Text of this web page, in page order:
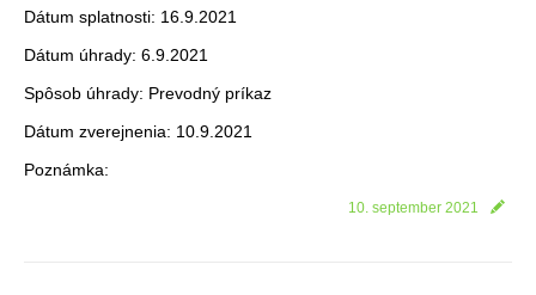
Dátum splatnosti: 16.9.2021
Dátum úhrady: 6.9.2021
Spôsob úhrady: Prevodný príkaz
Dátum zverejnenia: 10.9.2021
Poznámka:
10. september 2021